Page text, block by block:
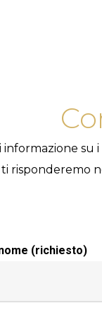
informazione
risponderemo
(richiesto)